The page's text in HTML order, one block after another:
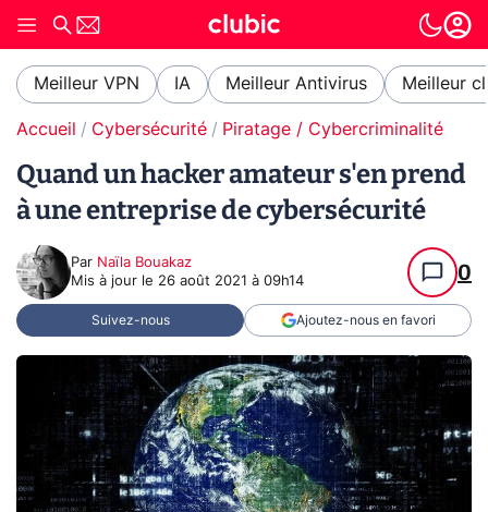
Meilleur VPN IA Meilleur Antivirus Meilleur
Accueil Cybersécurité Piratage / Cybercriminalité
Quand un hacker amateur s'en prend
à une entreprise de cybersécurité
Par Naïla Bouakaz
Mis à jour le 26 août 2021 à 09h14 0
Suivez-nous Ajoutez-nous en favori